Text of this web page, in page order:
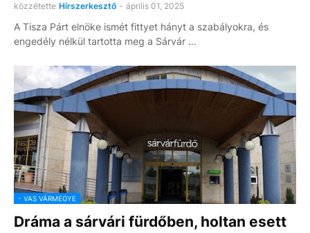
közzétette Hírszerkesztő - április 01, 2025
A Tisza Párt elnöke ismét fittyet hányt a szabályokra, és
engedély nélkül tartotta meg a Sárvár …
- VAS VÁRMEGYE
Dráma a sárvári fürdőben, holtan esett